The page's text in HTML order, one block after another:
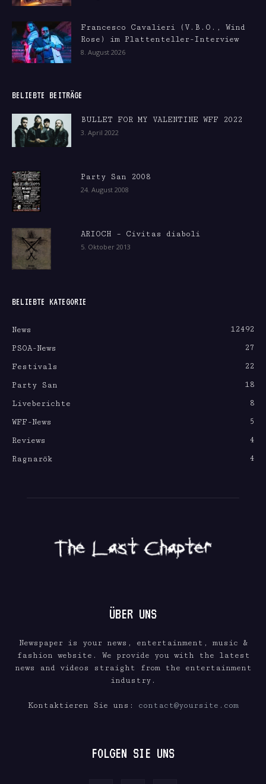
Francesco Cavalieri (V.B.O., Wind
Rose) im Plattenteller-Interview
8. August 2026
BELIEBTE BEITRÄGE
BULLET FOR MY VALENTINE WFF 2022
3. April 2022
Party San 2008
24. August 2008
ARIOCH – Civitas diaboli
5. Oktober 2013
BELIEBTE KATEGORIE
News
12492
PSOA-News
27
Festivals
22
Party San
18
Liveberichte
8
WFF-News
5
Reviews
4
Ragnarök
4
ÜBER UNS
Newspaper is your news, entertainment, music &
fashion website. We provide you with the latest
news and videos straight from the entertainment
industry.
Kontaktieren Sie uns: contact@yoursite.com
FOLGEN SIE UNS